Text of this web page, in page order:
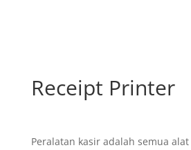
Receipt Printer
Peralatan kasir adalah semua